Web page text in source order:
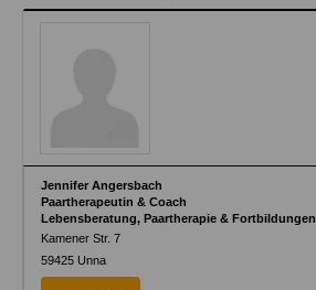
Fortbildungen
Jennifer Angersbach
Paartherapeutin & Coach
Lebensberatung, Paartherapie & Fortbildungen
Kamener Str. 7
59425 Unna